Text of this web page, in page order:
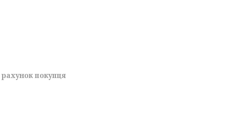
рахунок покупця